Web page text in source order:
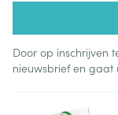
Door op inschrijven
nieuwsbrief en gaat